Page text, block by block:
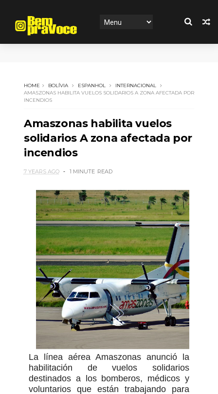
HOME BOLÍVIA ESPANHOL
INTERNACIONAL
AMASZONAS HABILITA VUELOS SOLIDARIOS A ZONA AFECTADA POR
INCENDIOS
Amaszonas habilita vuelos
solidarios A zona afectada por
incendios
7 YEARS AGO 1 MINUTE READ
La línea aérea Amaszonas anunció la
habilitación de vuelos solidarios
destinados a los bomberos, médicos y
voluntarios que están trabajando para